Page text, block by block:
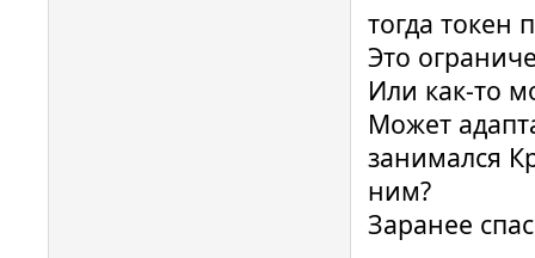
0x0003
lun: 0,
1.0:1:9
тогда токен
Это
Или как-то
Может
занимался
ним?
Заранее